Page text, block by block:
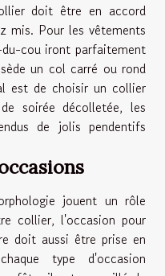
doit être en accord
mis. Pour les vêtements
cou iront parfaitement
un col carré ou rond
est de choisir un collier
soirée décolletée, les
de jolis pendentifs
jouent un rôle
collier, l'occasion pour
doit aussi être prise en
type d'occasion